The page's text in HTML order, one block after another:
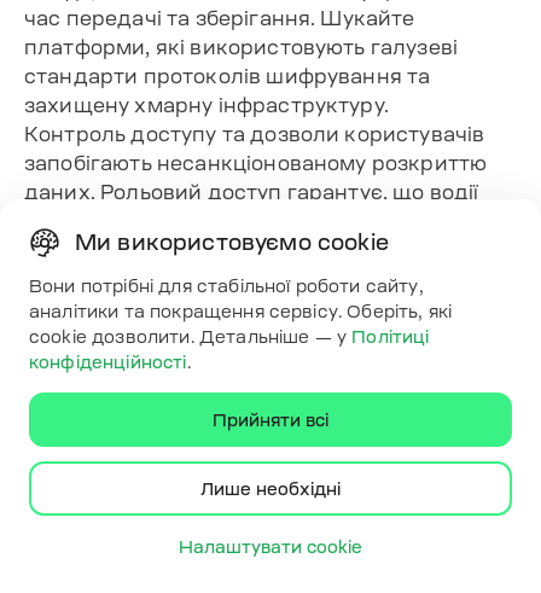
Ми використовуємо cookie
Вони потрібні для стабільної роботи сайту,
аналітики та покращення сервісу. Оберіть, які
cookie дозволити. Детальніше — у Політиці
конфіденційності.
Прийняти всі
Лише необхідні
Налаштувати cookie
час передачі та зберігання. Шукайте
платформи, які використовують галузеві
стандарти протоколів шифрування та
захищену хмарну інфраструктуру.
Контроль доступу та дозволи користувачів
запобігають несанкціонованому розкриттю
даних. Рольовий доступ гарантує, що водії
менеджери мають доступ до даних усього
автопарку.
Відповідність GDPR важлива для автопарків,
що працюють у Європі або обробляють дані
європейських клієнтів. Вимоги Закону
Каліфорнії про конфіденційність споживачів
(CCPA) застосовуються до бізнесів, що
обслуговують жителів Каліфорнії.
Права власності на дані та можливість їх
перенесення повинні бути чітко визначені в
контрактах із вендором. Що відбудеться з